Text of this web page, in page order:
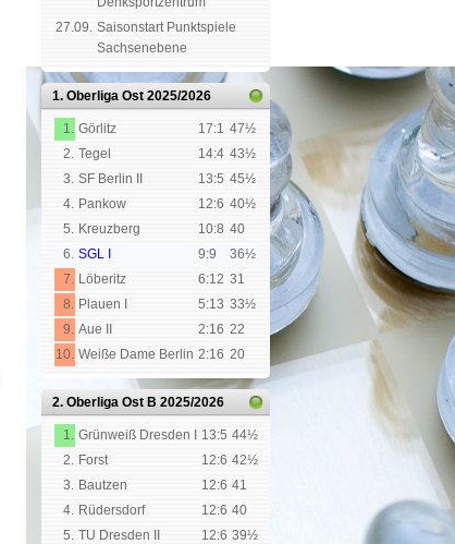
27.09. Saison­start Punkt­spiele
Sachsen­ebene
1. Oberliga Ost 2025/2026
1. Görlitz 17:1 47½
2. Tegel 14:4 43½
3. SF Berlin II 13:5 45½
4. Pankow 12:6 40½
5. Kreuzberg 10:8 40
6. SGL I 9:9
36½
7. Löberitz 6:12 31
8. Plauen I 5:13 33½
9. Aue II 2:16 22
10. Weiße Dame Berlin 2:16 20
2. Oberliga Ost B 2025/2026
1. Grünweiß Dresden I 13:5 44½
2. Forst 12:6 42½
3. Bautzen 12:6 41
4. Rüdersdorf 12:6 40
5. TU Dresden II 12:6 39½